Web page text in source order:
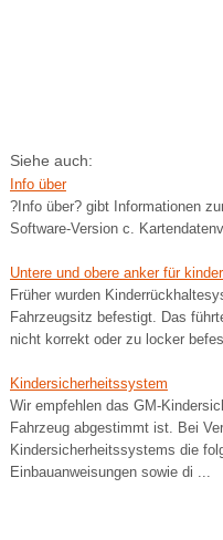
Siehe auch:
Info über
?Info über? gibt Informationen
Software-Version c.
Untere und obere anker für
Früher wurden
Fahrzeugsitz befestigt. Das
nicht korrekt oder zu locker
Kindersicherheitssystem
Wir empfehlen das GM-
Fahrzeug abgestimmt ist. Bei
Kindersicherheitssystems die
Einbauanweisungen sowie di ...